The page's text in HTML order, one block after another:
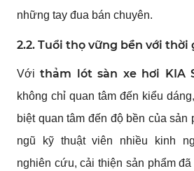
những tay đua bán chuyên.
2.2. Tuổi thọ vững bền với thời
Với thảm lót sàn xe hơi KIA
không chỉ quan tâm đến kiểu
biệt quan tâm đến độ bền của sản
ngũ kỹ thuật viên nhiều kinh
nghiên cứu, cải thiện sản phẩm